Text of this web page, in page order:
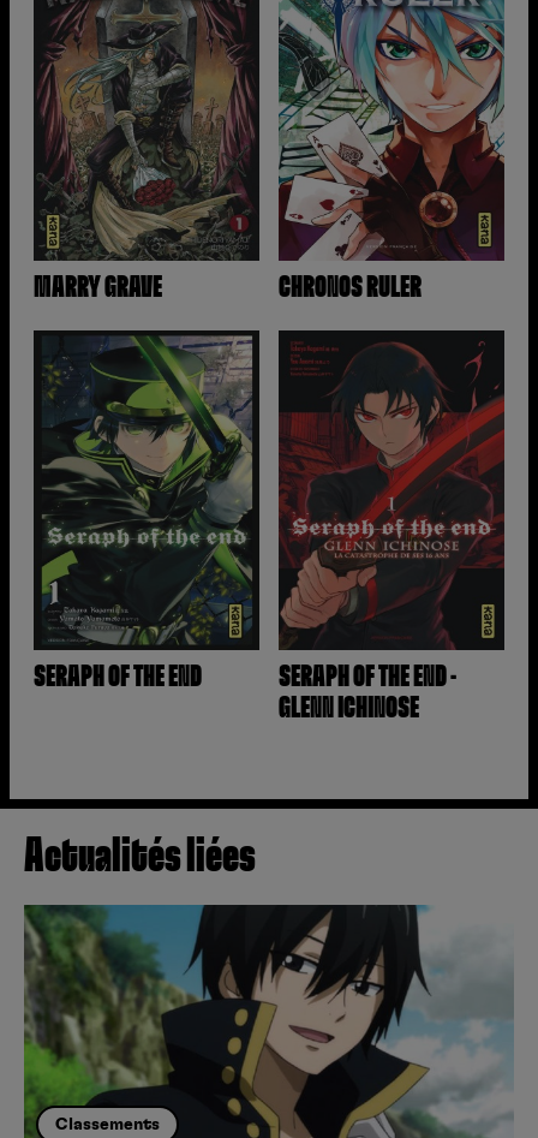
MARRY GRAVE CHRONOS RULER
SERAPH OF THE END
SERAPH OF THE END -
GLENN ICHINOSE
Actualités liées
Classements